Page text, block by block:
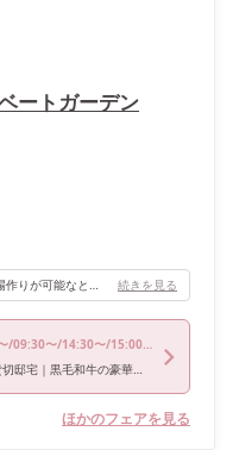
ートガーデン
自由がきくので、自分のイメージ通りの会場作りが可能なところがオススメポイントです！ 続きを見る
〜/14:30〜/15:00〜/18:00〜
＼美食体験プレミア／1日1組貸切邸宅｜黒毛和牛の豪華試食を堪能！純白チャペル＆緑あふれるガーデン体験
ほかのフェアを見る